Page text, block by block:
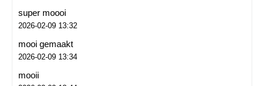
super moooi
2026-02-09 13:32
mooi gemaakt
2026-02-09 13:34
mooii